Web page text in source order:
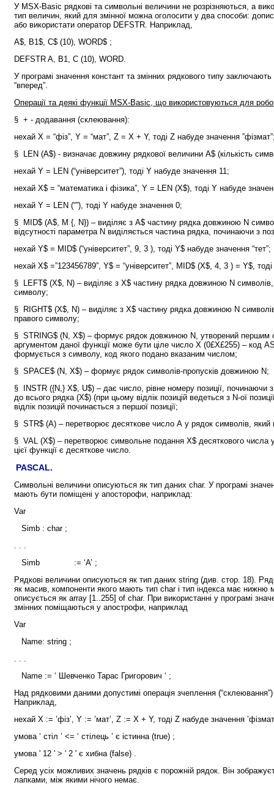
У MSX-Basic рядкові та символьні величини не розрізняються, а
тип величин, який для змінної можна оголосити у два способи:
або використати оператор DEFSTR. Наприклад,
А$, B1$, C$ (10), WORD$ ;
DEFSTR A, B1, С (10), WORD.
У програмі значення констант та змінних рядкового типу
“вперед”.
Операції та деякі функції MSX-Basic, що використовуються для
§ + - додавання (склеювання):
нехай Х = “фіз”, Y = “мат”, Z = Х + Y, тоді Z набуде значення
§ LEN (A$) - визначає довжину рядкової величини A$ (кількість
нехай Y = LEN (“університет”), тоді Y набуде значення 11;
нехай X$ = “математика і фізика”, Y = LEN (X$), тоді Y набуде
нехай Y = LEN (“”), тоді Y набуде значення 0;
§ MID$ (А$, M {, N}) – виділяє з А$ частину рядка довжиною N
відсутності параметра N виділяється частина рядка, починаючи з
нехай Y$ = MID$ (“університет”, 9, 3 ), тоді Y$ набуде значення “тет”;
нехай X$ =”123456789”, Y$ = “університет”, MID$ (X$, 4, 3 ) = Y$,
§ LEFT$ (X$, N) – виділяє з Х$ частину рядка довжиною N символів,
символу;
§ RIGHT$ (X$, N) – виділяє з Х$ частину рядка довжиною N
правого символу;
§ STRING$ (N, X$) – формує рядок довжиною N, утворений першим
аргументом даної функції може бути ціле число Х (0£Х£255) – код
формується з символу, код якого подано вказаним числом;
§ SPACE$ (N, X$) – формує рядок символів-пропусків довжиною N;
§ INSTR ({N,} X$, U$) – дає число, рівне номеру позиції, починаючи
до всього рядка (X$) (при цьому відлік позицій ведеться з N-ої
відлік позицій починається з першої позиції;
§ STR$ (A) – перетворює десяткове число А у рядок символів,
§ VAL (X$) – перетворює символьне подання X$ десяткового числа
цієї функції є десяткове число.
PASCAL.
Символьні величини описуються як тип даних char. У програмі
мають бути поміщені у апосторофи, наприклад:
Var
Simb : char ;
. . .
Simb := ‘A’ ;
Рядкові величини описуються як тип даних string (див. стор. 18).
як масив, компоненти якого мають тип char і тип індекса має нижню
описується як array [1..255] of char. При використанні у програмі
змінних поміщаються у апострофи, наприклад
Var
Name: string ;
. . .
Name := ‘ Шевченко Тарас Григорович ‘ ;
Над рядковими даними допустимі операція зчеплення (“склеювання”)
Наприклад,
нехай Х := ’фіз’, Y := ’мат’, Z := Х + Y, тоді Z набуде значення
умова ‘ стіл ’ <= ‘ стілець ’ є істинна (true) ;
умова ' 12 ' > ' 2 ' є хибна (false) .
Серед усіх можливих значень рядків є порожній рядок. Він
лапками, між якими нічого немає.